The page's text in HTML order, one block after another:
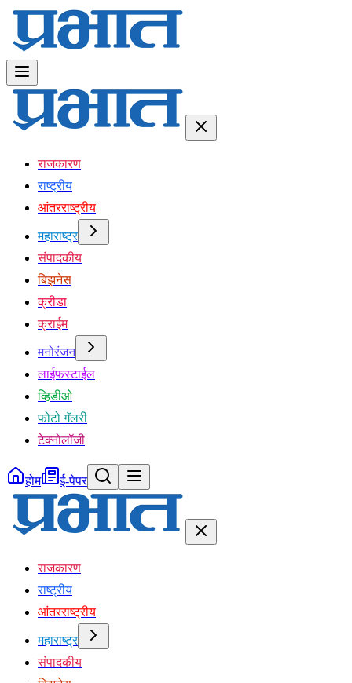
राजकारण
राष्ट्रीय
आंतरराष्ट्रीय
महाराष्ट्र
संपादकीय
बिझनेस
क्रीडा
क्राईम
मनोरंजन
लाईफस्टाईल
व्हिडीओ
फोटो गॅलरी
टेक्नोलॉजी
होम ई-पेपर
राजकारण
राष्ट्रीय
आंतरराष्ट्रीय
महाराष्ट्र
संपादकीय